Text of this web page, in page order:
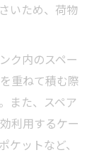
いため、荷物
ク内のスペー
重ねて積む際
また、スペア
利用するケー
ットなど、